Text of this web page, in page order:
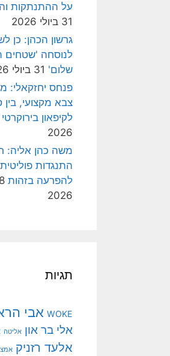
על ההתנתקות
31 ביולי 2026
גרשון הכהן: כן
לנוסחה 'שטחים
שלום' 31 ביולי 2026
פנחס יחזקאלי:
צבא מקצועי,
לקיפאון בירוקרטי
2026
משה כהן אליה:
התנגדות
להפרעה בזהות
2026
תגיות
WOKE אבי
אלי בר און אליטה
אלעד רזניק